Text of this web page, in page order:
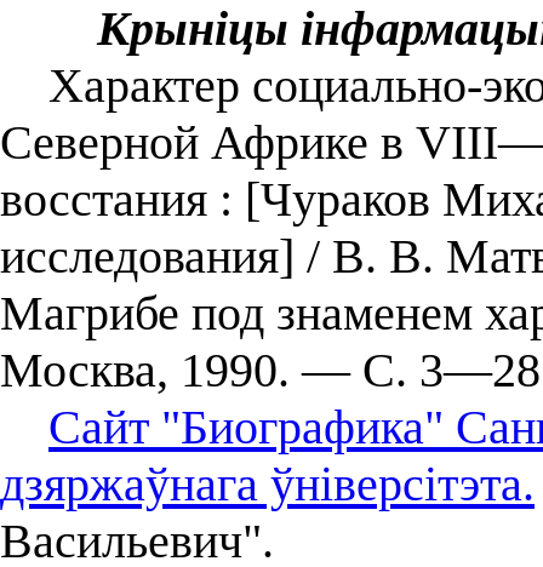
Крыніцы
Характер социально-
Северной Африке в
восстания : [Чураков
исследования] / В. В.
Магрибе под знаменем
Москва, 1990. — С.
Сайт "Биографика"
дзяржаўнага ўніверсітэта.
Васильевич".